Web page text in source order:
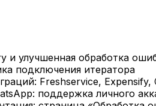
и улучшенная обработка
подключения итератора
Freshservice, Expensify,
поддержка личного